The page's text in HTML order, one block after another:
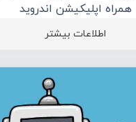
همراه اپلیکیشن اندروید
اطلاعات بیشتر